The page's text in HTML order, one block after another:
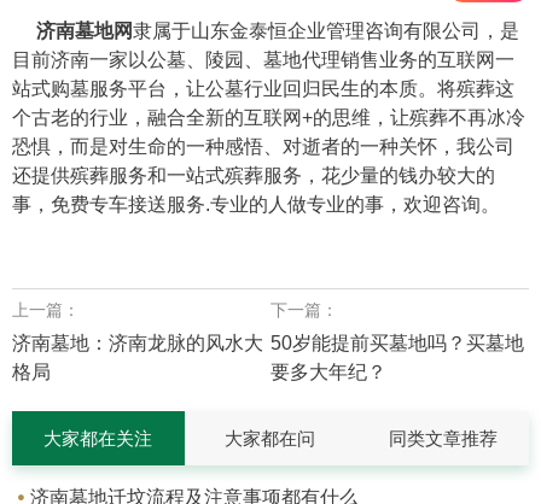
济南墓地网隶属于山东金泰恒企业管理咨询有限公司，是
目前济南一家以公墓、陵园、墓地代理销售业务的互联网一
站式购墓服务平台，让公墓行业回归民生的本质。将殡葬这
个古老的行业，融合全新的互联网+的思维，让殡葬不再冰冷
恐惧，而是对生命的一种感悟、对逝者的一种关怀，我公司
还提供殡葬服务和一站式殡葬服务，花少量的钱办较大的
事，免费专车接送服务.专业的人做专业的事，欢迎咨询。
上一篇：
济南墓地：济南龙脉的风水大
格局
下一篇：
50岁能提前买墓地吗？买墓地
要多大年纪？
大家都在关注 大家都在问 同类文章推荐
济南墓地迁坟流程及注意事项都有什么